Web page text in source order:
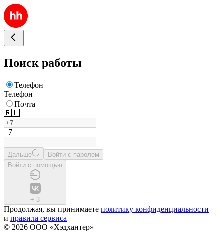
Поиск работы
Телефон
Телефон
Почта
🇷🇺
+7
Дальше
Войти с паролем
Войти с помощью
+ 3
Продолжая, вы принимаете политику конфиденциальности
и правила сервиса
© 2026 ООО «Хэдхантер»